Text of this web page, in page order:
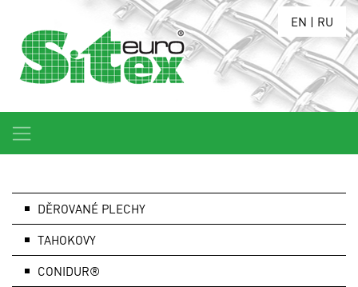
EN | RU
DĚROVANÉ PLECHY
TAHOKOVY
CONIDUR®